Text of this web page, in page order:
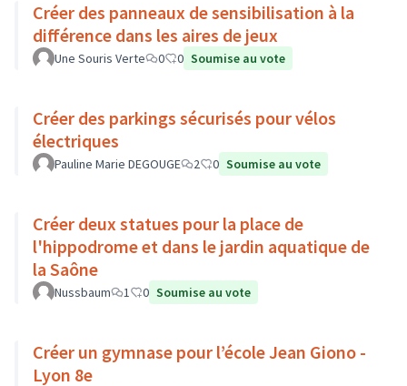
Créer des panneaux de sensibilisation à la
différence dans les aires de jeux
Une Souris Verte 0 0 Soumise au vote
Créer des parkings sécurisés pour vélos
électriques
Pauline Marie DEGOUGE 2 0 Soumise au vote
Créer deux statues pour la place de
l'hippodrome et dans le jardin aquatique de
la Saône
Nussbaum 1 0 Soumise au vote
Créer un gymnase pour l’école Jean Giono -
Lyon 8e